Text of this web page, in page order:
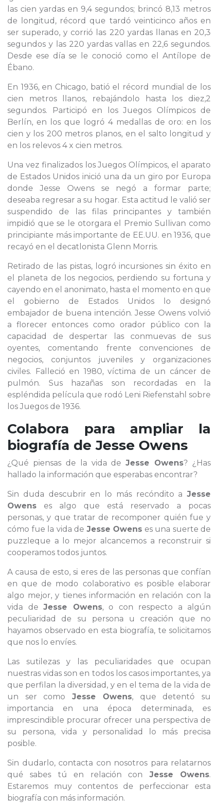
las cien yardas en 9,4 segundos; brincó 8,13 metros
de longitud, récord que tardó veinticinco años en
ser superado, y corrió las 220 yardas llanas en 20,3
segundos y las 220 yardas vallas en 22,6 segundos.
Desde ese día se le conoció como el Antílope de
Ébano.
En 1936, en Chicago, batió el récord mundial de los
cien metros llanos, rebajándolo hasta los diez,2
segundos. Participó en los Juegos Olímpicos de
Berlín, en los que logró 4 medallas de oro: en los
cien y los 200 metros planos, en el salto longitud y
en los relevos 4 x cien metros.
Una vez finalizados los Juegos Olímpicos, el aparato
de Estados Unidos inició una da un giro por Europa
donde Jesse Owens se negó a formar parte;
deseaba regresar a su hogar. Esta actitud le valió ser
suspendido de las filas principantes y también
impidió que se le otorgara el Premio Sullivan como
principiante más importante de EE.UU. en 1936, que
recayó en el decatlonista Glenn Morris.
Retirado de las pistas, logró incursiones sin éxito en
el planeta de los negocios, perdiendo su fortuna y
cayendo en el anonimato, hasta el momento en que
el gobierno de Estados Unidos lo designó
embajador de buena intención. Jesse Owens volvió
a florecer entonces como orador público con la
capacidad de despertar las conmuevas de sus
oyentes, comentando frente convenciones de
negocios, conjuntos juveniles y organizaciones
civiles. Falleció en 1980, víctima de un cáncer de
pulmón. Sus hazañas son recordadas en la
espléndida película que rodó Leni Riefenstahl sobre
los Juegos de 1936.
Colabora para ampliar la
biografía de Jesse Owens
¿Qué piensas de la vida deJesse Owens? ¿Has
hallado la información que esperabas encontrar?
Sin duda descubrir en lo más recóndito a Jesse
Owens es algo que está reservado a pocas
personas, y que tratar de recomponer quién fue y
cómo fue la vida de Jesse Owens es una suerte de
puzzleque a lo mejor alcancemos a reconstruir si
cooperamos todos juntos.
A causa de esto, si eres de las personas que confían
en que de modo colaborativo es posible elaborar
algo mejor, y tienes información en relación con la
vida de Jesse Owens, o con respecto a algún
peculiaridad de su persona u creación que no
hayamos observado en esta biografía, te solicitamos
que nos lo envíes.
Las sutilezas y las peculiaridades que ocupan
nuestras vidas son en todos los casos importantes, ya
que perfilan la diversidad, y en el tema de la vida de
un ser como Jesse Owens, que detentó su
importancia en una época determinada, es
imprescindible procurar ofrecer una perspectiva de
su persona, vida y personalidad lo más precisa
posible.
Sin dudarlo, contacta con nosotros para relatarnos
qué sabes tú en relación con Jesse Owens.
Estaremos muy contentos de perfeccionar esta
biografía con más información.